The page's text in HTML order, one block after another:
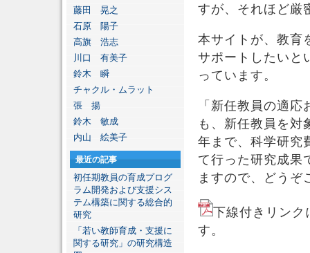
すが、それほど厳
本サイトが、教育
サポートしたいと
っています。
「新任教員の適
も、新任教員を対
年まで、科学研究
て行った研究成果
ますので、どうぞ
下線付きリンク
す。
藤田 晃之
石原 陽子
高旗 浩志
川口 有美子
鈴木 瞬
チャクル・ムラット
張 揚
鈴木 敏成
内山 絵美子
最近の記事
初任期教員の育成プログ
ラム開発および支援シス
テム構築に関する総合的
研究
「若い教師育成・支援に
関する研究」の研究構造